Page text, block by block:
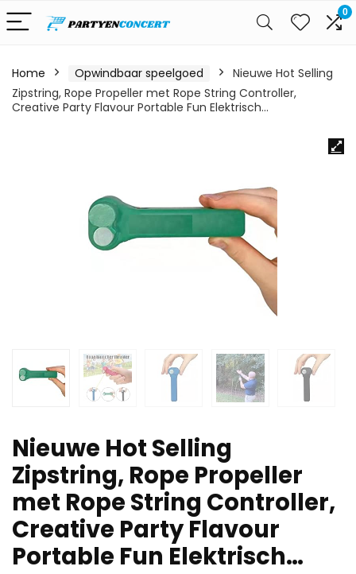
0
Home Opwindbaar speelgoed
Nieuwe Hot Selling
Zipstring, Rope Propeller met Rope String Controller,
Creative Party Flavour Portable Fun Elektrisch…
Nieuwe Hot Selling
Zipstring, Rope Propeller
met Rope String Controller,
Creative Party Flavour
Portable Fun Elektrisch…